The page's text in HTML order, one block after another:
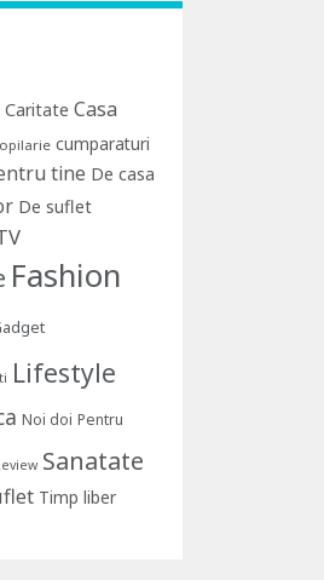
Caritate Casa
cumparaturi
tine De casa
De suflet
Fashion
Lifestyle
Noi doi Pentru
Sanatate
Timp liber